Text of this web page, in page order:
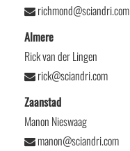
richmond@sciandri.com
Almere
Rick van der Lingen
rick@sciandri.com
Zaanstad
Manon Nieswaag
manon@sciandri.com